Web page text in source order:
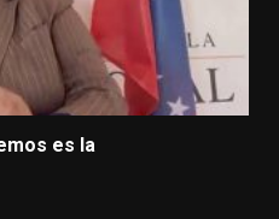
es la